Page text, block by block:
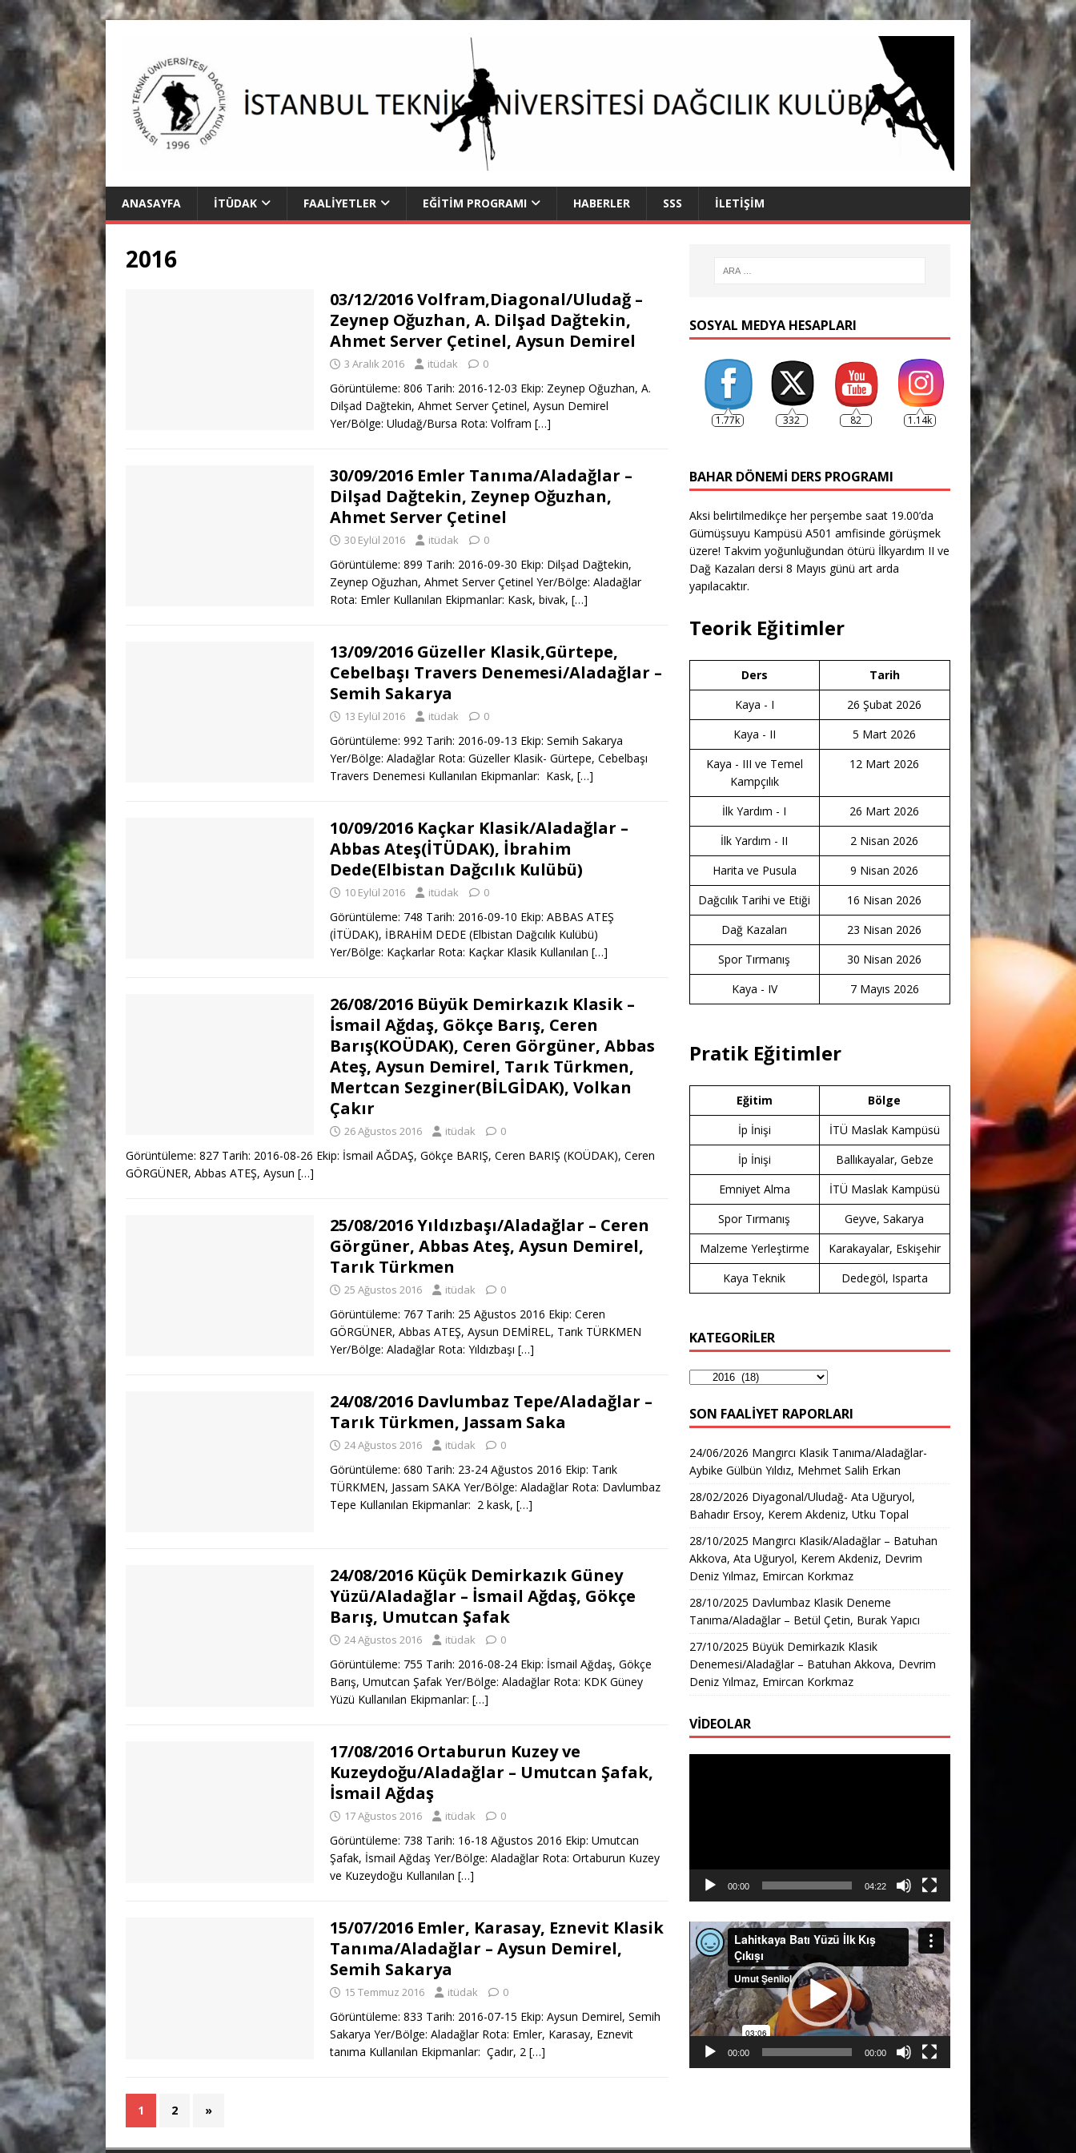
ANASAYFA İTÜDAK FAALIYETLER EĞITIM PROGRAMI HABERLER SSS İLETIŞIM
2016
03/12/2016 Volfram,Diagonal/Uludağ –
Zeynep Oğuzhan, A. Dilşad Dağtekin,
Ahmet Server Çetinel, Aysun Demirel
3 Aralık 2016 itüdak 0
Görüntüleme: 806 Tarih: 2016-12-03 Ekip: Zeynep Oğuzhan, A.
Dilşad Dağtekin, Ahmet Server Çetinel, Aysun Demirel
Yer/Bölge: Uludağ/Bursa Rota: Volfram […]
30/09/2016 Emler Tanıma/Aladağlar –
Dilşad Dağtekin, Zeynep Oğuzhan,
Ahmet Server Çetinel
30 Eylül 2016 itüdak 0
Görüntüleme: 899 Tarih: 2016-09-30 Ekip: Dilşad Dağtekin,
Zeynep Oğuzhan, Ahmet Server Çetinel Yer/Bölge: Aladağlar
Rota: Emler Kullanılan Ekipmanlar: Kask, bivak, […]
13/09/2016 Güzeller Klasik,Gürtepe,
Cebelbaşı Travers Denemesi/Aladağlar –
Semih Sakarya
13 Eylül 2016 itüdak 0
Görüntüleme: 992 Tarih: 2016-09-13 Ekip: Semih Sakarya
Yer/Bölge: Aladağlar Rota: Güzeller Klasik- Gürtepe, Cebelbaşı
Travers Denemesi Kullanılan Ekipmanlar: Kask, […]
10/09/2016 Kaçkar Klasik/Aladağlar –
Abbas Ateş(İTÜDAK), İbrahim
Dede(Elbistan Dağcılık Kulübü)
10 Eylül 2016 itüdak 0
Görüntüleme: 748 Tarih: 2016-09-10 Ekip: ABBAS ATEŞ
(İTÜDAK), İBRAHİM DEDE (Elbistan Dağcılık Kulübü)
Yer/Bölge: Kaçkarlar Rota: Kaçkar Klasik Kullanılan […]
26/08/2016 Büyük Demirkazık Klasik –
İsmail Ağdaş, Gökçe Barış, Ceren
Barış(KOÜDAK), Ceren Görgüner, Abbas
Ateş, Aysun Demirel, Tarık Türkmen,
Mertcan Sezginer(BİLGİDAK), Volkan
Çakır
26 Ağustos 2016 itüdak 0
Görüntüleme: 827 Tarih: 2016-08-26 Ekip: İsmail AĞDAŞ, Gökçe BARIŞ, Ceren BARIŞ (KOÜDAK), Ceren
GÖRGÜNER, Abbas ATEŞ, Aysun […]
25/08/2016 Yıldızbaşı/Aladağlar – Ceren
Görgüner, Abbas Ateş, Aysun Demirel,
Tarık Türkmen
25 Ağustos 2016 itüdak 0
Görüntüleme: 767 Tarih: 25 Ağustos 2016 Ekip: Ceren
GÖRGÜNER, Abbas ATEŞ, Aysun DEMİREL, Tarık TÜRKMEN
Yer/Bölge: Aladağlar Rota: Yıldızbaşı […]
24/08/2016 Davlumbaz Tepe/Aladağlar –
Tarık Türkmen, Jassam Saka
24 Ağustos 2016 itüdak 0
Görüntüleme: 680 Tarih: 23-24 Ağustos 2016 Ekip: Tarık
TÜRKMEN, Jassam SAKA Yer/Bölge: Aladağlar Rota: Davlumbaz
Tepe Kullanılan Ekipmanlar: 2 kask, […]
24/08/2016 Küçük Demirkazık Güney
Yüzü/Aladağlar – İsmail Ağdaş, Gökçe
Barış, Umutcan Şafak
24 Ağustos 2016 itüdak 0
Görüntüleme: 755 Tarih: 2016-08-24 Ekip: İsmail Ağdaş, Gökçe
Barış, Umutcan Şafak Yer/Bölge: Aladağlar Rota: KDK Güney
Yüzü Kullanılan Ekipmanlar: […]
17/08/2016 Ortaburun Kuzey ve
Kuzeydoğu/Aladağlar – Umutcan Şafak,
İsmail Ağdaş
17 Ağustos 2016 itüdak 0
Görüntüleme: 738 Tarih: 16-18 Ağustos 2016 Ekip: Umutcan
Şafak, İsmail Ağdaş Yer/Bölge: Aladağlar Rota: Ortaburun Kuzey
ve Kuzeydoğu Kullanılan […]
15/07/2016 Emler, Karasay, Eznevit Klasik
Tanıma/Aladağlar – Aysun Demirel,
Semih Sakarya
15 Temmuz 2016 itüdak 0
Görüntüleme: 833 Tarih: 2016-07-15 Ekip: Aysun Demirel, Semih
Sakarya Yer/Bölge: Aladağlar Rota: Emler, Karasay, Eznevit
tanıma Kullanılan Ekipmanlar: Çadır, 2 […]
1 2 »
SOSYAL MEDYA HESAPLARI
1.77k 332 82 1.14k
BAHAR DÖNEMI DERS PROGRAMI
Aksi belirtilmedikçe her perşembe saat 19.00’da
Gümüşsuyu Kampüsü A501 amfisinde görüşmek
üzere! Takvim yoğunluğundan ötürü İlkyardım II ve
Dağ Kazaları dersi 8 Mayıs günü art arda
yapılacaktır.
Teorik Eğitimler
Ders
Tarih
Kaya - I
26 Şubat 2026
Kaya - II
5 Mart 2026
Kaya - III ve Temel
Kampçılık
12 Mart 2026
İlk Yardım - I
26 Mart 2026
İlk Yardım - II
2 Nisan 2026
Harita ve Pusula
9 Nisan 2026
Dağcılık Tarihi ve Etiği
16 Nisan 2026
Dağ Kazaları
23 Nisan 2026
Spor Tırmanış
30 Nisan 2026
Kaya - IV
7 Mayıs 2026
Pratik Eğitimler
Eğitim
Bölge
İp İnişi
İTÜ Maslak Kampüsü
İp İnişi
Ballıkayalar, Gebze
Emniyet Alma
İTÜ Maslak Kampüsü
Spor Tırmanış
Geyve, Sakarya
Malzeme Yerleştirme
Karakayalar, Eskişehir
Kaya Teknik
Dedegöl, Isparta
KATEGORİLER
SON FAALIYET RAPORLARI
24/06/2026 Mangırcı Klasik Tanıma/Aladağlar-
Aybike Gülbün Yıldız, Mehmet Salih Erkan
28/02/2026 Diyagonal/Uludağ- Ata Uğuryol,
Bahadır Ersoy, Kerem Akdeniz, Utku Topal
28/10/2025 Mangırcı Klasik/Aladağlar – Batuhan
Akkova, Ata Uğuryol, Kerem Akdeniz, Devrim
Deniz Yılmaz, Emircan Korkmaz
28/10/2025 Davlumbaz Klasik Deneme
Tanıma/Aladağlar – Betül Çetin, Burak Yapıcı
27/10/2025 Büyük Demirkazık Klasik
Denemesi/Aladağlar – Batuhan Akkova, Devrim
Deniz Yılmaz, Emircan Korkmaz
VİDEOLAR
00:00 04:22
Video
oynatıcı
00:00 00:00